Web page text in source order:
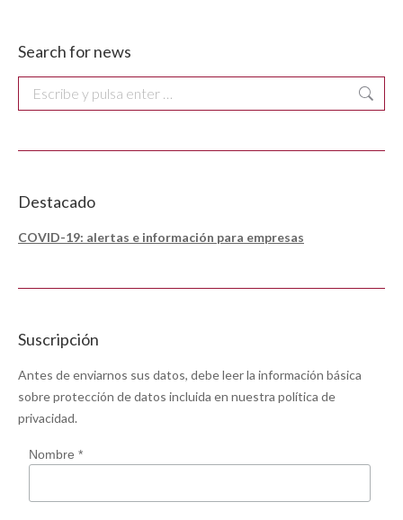
Search for news
Buscar:
Destacado
COVID-19: alertas e información para empresas
Suscripción
Antes de enviarnos sus datos, debe leer la información básica
sobre protección de datos incluida en nuestra política de
privacidad.
Nombre *